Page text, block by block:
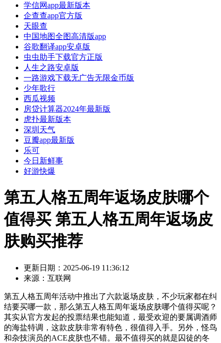
学信网app最新版本
企查查app官方版
天眼查
中国地图全图高清版app
谷歌翻译app安卓版
虫虫助手下载官方正版
人生之路安卓版
一路游戏下载无广告无限金币版
少年歌行
西瓜视频
房贷计算器2024年最新版
虎扑最新版本
深圳天气
豆瓣app最新版
乐可
今日新鲜事
好游快爆
第五人格五周年返场皮肤哪个
值得买 第五人格五周年返场皮
肤购买推荐
更新日期： 2025-06-19 11:36:12
来源： 互联网
第五人格五周年活动中推出了六款返场皮肤，不少玩家都在纠
结要买哪一款，那么第五人格五周年返场皮肤哪个值得买呢？
其实从官方发起的投票结果也能知道，最受欢迎的要属调酒师
的海盐特调，这款皮肤非常有特色，很值得入手。另外，怪鸟
和杂技演员的ACE皮肤也不错。最不值得买的就是囚徒的冬